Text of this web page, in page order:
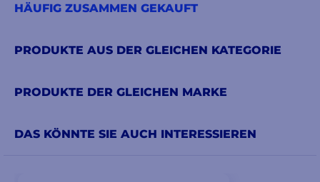
HÄUFIG ZUSAMMEN GEKAUFT
PRODUKTE AUS DER GLEICHEN KATEGORIE
PRODUKTE DER GLEICHEN MARKE
DAS KÖNNTE SIE AUCH INTERESSIEREN